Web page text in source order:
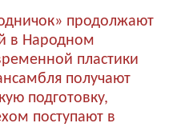
продолжают
в Народном
пластики
получают
подготовку,
поступают в